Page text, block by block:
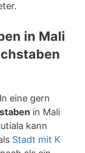
in Mali
eine gern
in Mali
kann
Stadt mit K